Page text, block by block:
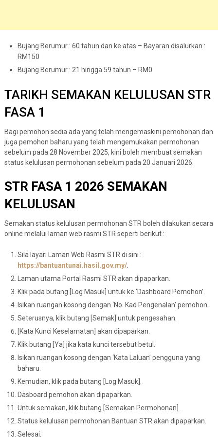
Bujang Berumur : 60 tahun dan ke atas – Bayaran disalurkan :
RM150
Bujang Berumur : 21 hingga 59 tahun – RM0
TARIKH SEMAKAN KELULUSAN STR
FASA 1
Bagi pemohon sedia ada yang telah mengemaskini pemohonan dan
juga pemohon baharu yang telah mengemukakan permohonan
sebelum pada 28 November 2025, kini boleh membuat semakan
status kelulusan permohonan sebelum pada 20 Januari 2026.
STR FASA 1 2026 SEMAKAN
KELULUSAN
Semakan status kelulusan permohonan STR boleh dilakukan secara
online melalui laman web rasmi STR seperti berikut :
Sila layari Laman Web Rasmi STR di sini :
https://bantuantunai.hasil.gov.my/.
Laman utama Portal Rasmi STR akan dipaparkan.
Klik pada butang [Log Masuk] untuk ke ‘Dashboard Pemohon’.
Isikan ruangan kosong dengan ‘No. Kad Pengenalan’ pemohon.
Seterusnya, klik butang [Semak] untuk pengesahan.
[Kata Kunci Keselamatan] akan dipaparkan.
Klik butang [Ya] jika kata kunci tersebut betul.
Isikan ruangan kosong dengan ‘Kata Laluan’ pengguna yang
baharu.
Kemudian, klik pada butang [Log Masuk].
Dasboard pemohon akan dipaparkan.
Untuk semakan, klik butang [Semakan Permohonan].
Status kelulusan permohonan Bantuan STR akan dipaparkan.
Selesai.